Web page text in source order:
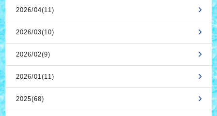
2026/04(11)
2026/03(10)
2026/02(9)
2026/01(11)
2025(68)